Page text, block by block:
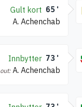
Gult kort 65'
A. Achenchab
Innbytter 73'
out: A. Achenchab